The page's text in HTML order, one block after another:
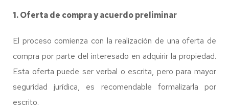
1. Oferta de compra y acuerdo preliminar
El proceso comienza con la realización de una oferta de
compra por parte del interesado en adquirir la propiedad.
Esta oferta puede ser verbal o escrita, pero para mayor
seguridad jurídica, es recomendable formalizarla por
escrito.